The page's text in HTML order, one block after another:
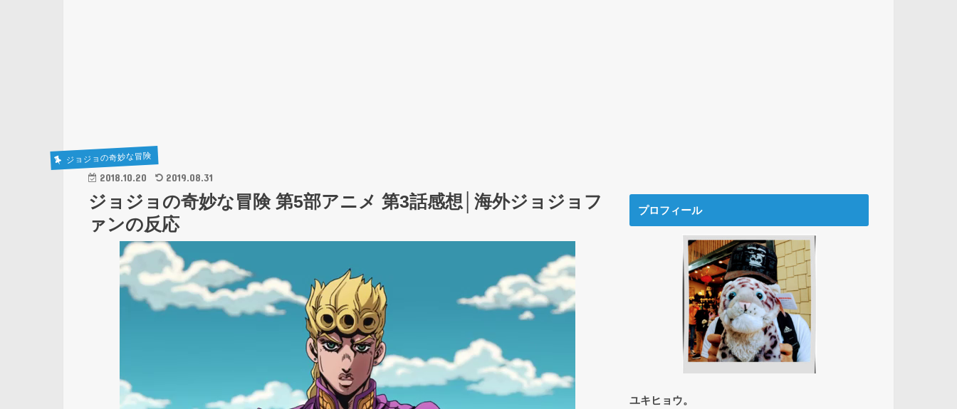
ジョジョの奇妙な冒険
2018.10.20 2019.08.31
ジョジョの奇妙な冒険 第5部アニメ 第3話感想│海外ジョジョフ
ァンの反応
プロフィール
ユキヒョウ。